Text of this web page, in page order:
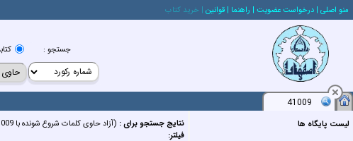
منو اصلي | درخواست عضويت | راهنما | قوانين | خريد كتاب
جستجو :
41009